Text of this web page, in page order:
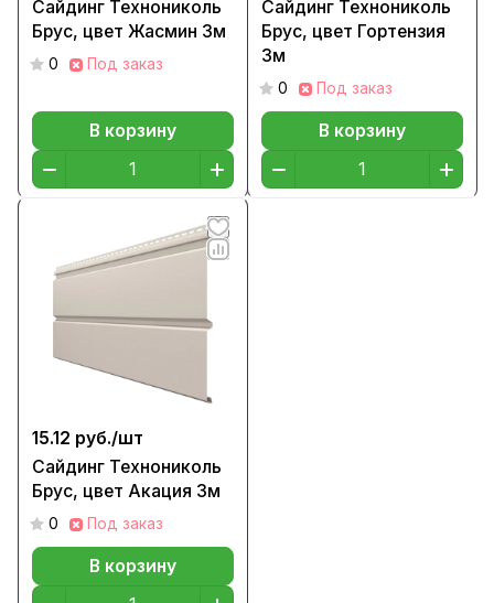
Сайдинг Технониколь
Брус, цвет Жасмин 3м
0 Под заказ
В корзину
Сайдинг Технониколь
Брус, цвет Гортензия
3м
0 Под заказ
В корзину
15.12 руб./шт
Сайдинг Технониколь
Брус, цвет Акация 3м
0 Под заказ
В корзину